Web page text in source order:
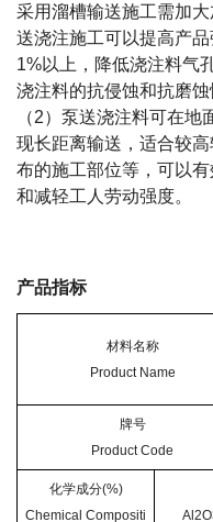
采用溜槽输送施工需加
送浇注施工可以提高产
1%以上，降低浇注料气
浇注料的抗侵蚀和抗磨蚀
（2）泵送浇注料可在
现长距离输送，适合较
布的施工部位等，可以
和减轻工人劳动强度。
产品指标
材料名称
Product Name
牌号
Product Code
化学成分(%)
Chemical Compositi